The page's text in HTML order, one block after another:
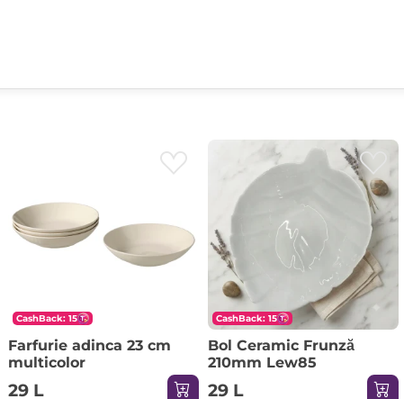
CashBack: 15
Farfurie adinca 23 cm
multicolor
29 L
CashBack: 15
Bol Ceramic Frunză
210mm Lew85
29 L